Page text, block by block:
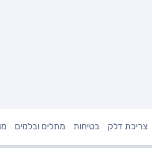
צריכת דלק בטיחות מתלים ובלמים